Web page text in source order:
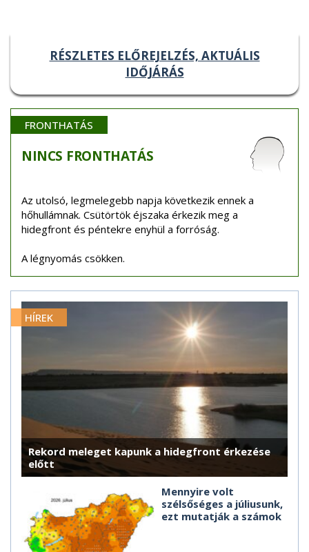
RÉSZLETES ELŐREJELZÉS, AKTUÁLIS
IDŐJÁRÁS
FRONTHATÁS
NINCS FRONTHATÁS
Az utolsó, legmelegebb napja következik ennek a
hőhullámnak. Csütörtök éjszaka érkezik meg a
hidegfront és péntekre enyhül a forróság.
A légnyomás csökken.
HÍREK
Rekord meleget kapunk a hidegfront érkezése
előtt
Mennyire volt
szélsőséges a júliusunk,
ezt mutatják a számok